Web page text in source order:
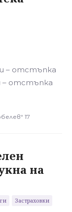
– отстъпка
– отстъпка
17
на
Застраховки